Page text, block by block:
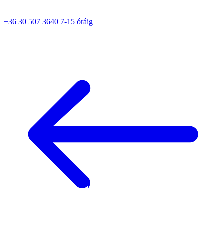
+36 30 507 3640 7-15 óráig